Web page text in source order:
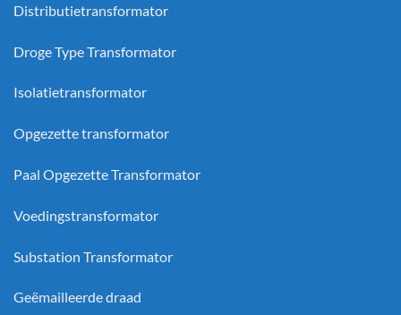
Distributietransformator
Droge Type Transformator
Isolatietransformator
Opgezette transformator
Paal Opgezette Transformator
Voedingstransformator
Substation Transformator
Geëmailleerde draad